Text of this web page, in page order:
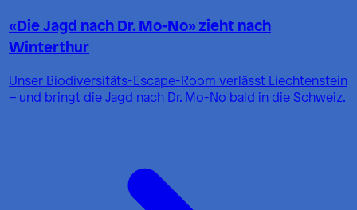
«Die Jagd nach Dr. Mo-No» zieht nach
Winterthur
Unser Biodiversitäts-Escape-Room verlässt Liechtenstein
– und bringt die Jagd nach Dr. Mo-No bald in die Schweiz.